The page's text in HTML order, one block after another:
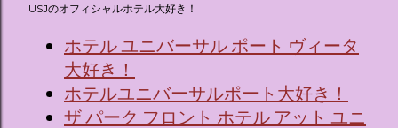
USJのオフィシャルホテル大好き！
ホテル ユニバーサル ポート ヴィータ
大好き！
ホテルユニバーサルポート大好き！
ザ パーク フロント ホテル アット ユニ